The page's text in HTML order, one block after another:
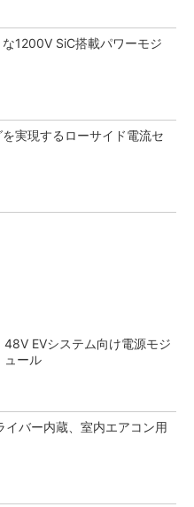
1200V SiC搭載パワーモジ
実現するローサイド電流セ
48V EVシステム向け電源モジ
ュール
イバー内蔵、室内エアコン用